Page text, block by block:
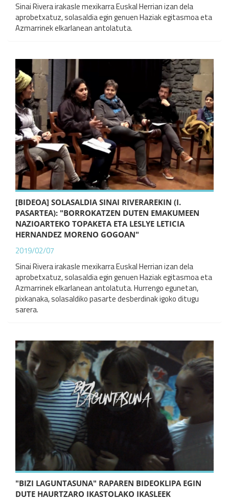
Sinai Rivera irakasle mexikarra Euskal Herrian izan dela
aprobetxatuz, solasaldia egin genuen Haziak egitasmoa eta
Azmarrinek elkarlanean antolatuta.
[BIDEOA] SOLASALDIA SINAI RIVERAREKIN (I.
PASARTEA): "BORROKATZEN DUTEN EMAKUMEEN
NAZIOARTEKO TOPAKETA ETA LESLYE LETICIA
HERNANDEZ MORENO GOGOAN"
2019/02/07
Sinai Rivera irakasle mexikarra Euskal Herrian izan dela
aprobetxatuz, solasaldia egin genuen Haziak egitasmoa eta
Azmarrinek elkarlanean antolatuta. Hurrengo egunetan,
pixkanaka, solasaldiko pasarte desberdinak igoko ditugu
sarera.
"BIZI LAGUNTASUNA" RAPAREN BIDEOKLIPA EGIN
DUTE HAURTZARO IKASTOLAKO IKASLEEK